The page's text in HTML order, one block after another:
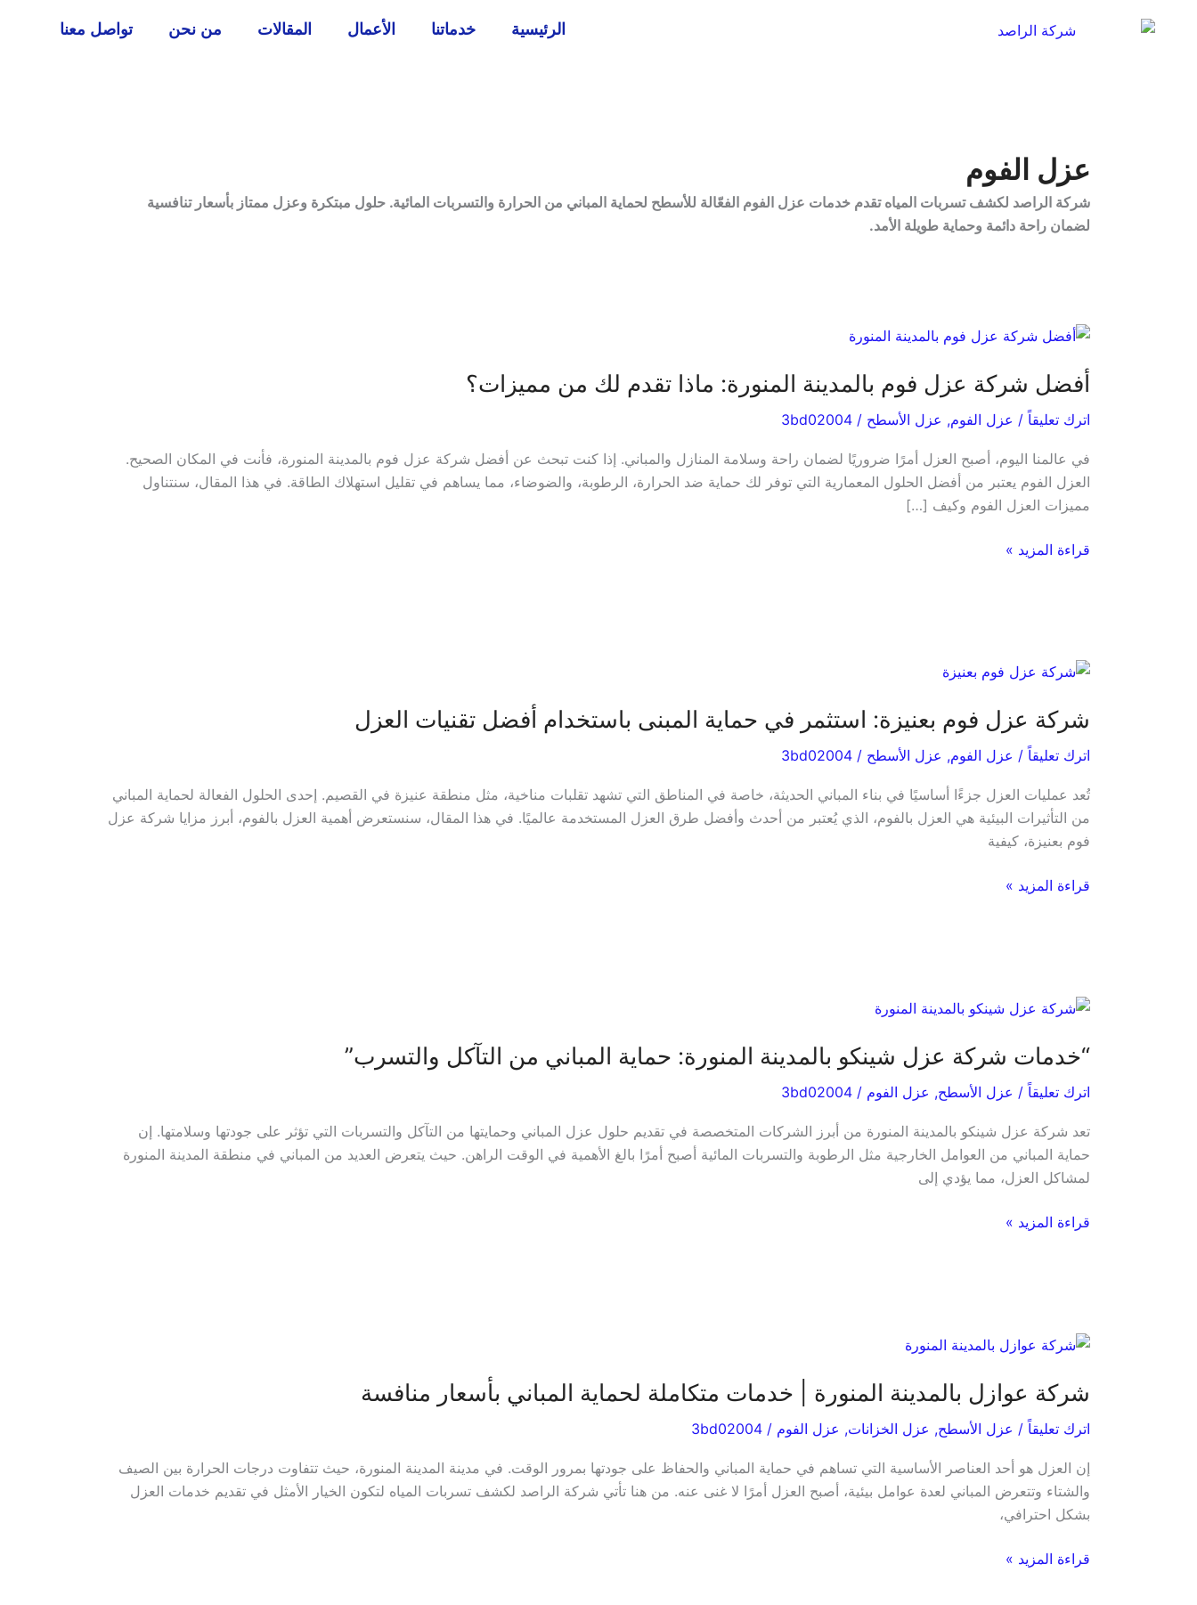
الرئيسية خدماتنا الأعمال المقالات من نحن تواصل معنا
عزل الفوم
شركة الراصد لكشف تسربات المياه تقدم خدمات عزل الفوم الفعّالة للأسطح لحماية المباني من الحرارة والتسربات المائية. حلول مبتكرة وعزل ممتاز بأسعار تنافسية
لضمان راحة دائمة وحماية طويلة الأمد.
أفضل شركة عزل فوم بالمدينة المنورة: ماذا تقدم لك من مميزات؟
اترك تعليقاً / عزل الفوم, عزل الأسطح /
3bd02004
في عالمنا اليوم، أصبح العزل أمرًا ضروريًا لضمان راحة وسلامة المنازل والمباني. إذا كنت تبحث عن أفضل شركة عزل فوم بالمدينة المنورة، فأنت في المكان الصحيح.
العزل الفوم يعتبر من أفضل الحلول المعمارية التي توفر لك حماية ضد الحرارة، الرطوبة، والضوضاء، مما يساهم في تقليل استهلاك الطاقة. في هذا المقال، سنتناول
مميزات العزل الفوم وكيف […]
أفضل
عزل
بالمدينة
المنورة:
ماذا
تقدم
من
قراءة المزيد »
شركة عزل فوم بعنيزة: استثمر في حماية المبنى باستخدام أفضل تقنيات العزل
اترك تعليقاً / عزل الفوم, عزل الأسطح /
3bd02004
تُعد عمليات العزل جزءًا أساسيًا في بناء المباني الحديثة، خاصة في المناطق التي تشهد تقلبات مناخية، مثل منطقة عنيزة في القصيم. إحدى الحلول الفعالة لحماية المباني
من التأثيرات البيئية هي العزل بالفوم، الذي يُعتبر من أحدث وأفضل طرق العزل المستخدمة عالميًا. في هذا المقال، سنستعرض أهمية العزل بالفوم، أبرز مزايا شركة عزل
فوم بعنيزة، كيفية
شركة
فوم
بعنيزة:
استثمر
في
حماية
المبنى
باستخدام
أفضل
قراءة المزيد »
“خدمات شركة عزل شينكو بالمدينة المنورة: حماية المباني من التآكل والتسرب”
اترك تعليقاً / عزل الأسطح, عزل الفوم /
3bd02004
تعد شركة عزل شينكو بالمدينة المنورة من أبرز الشركات المتخصصة في تقديم حلول عزل المباني وحمايتها من التآكل والتسربات التي تؤثر على جودتها وسلامتها. إن
حماية المباني من العوامل الخارجية مثل الرطوبة والتسربات المائية أصبح أمرًا بالغ الأهمية في الوقت الراهن. حيث يتعرض العديد من المباني في منطقة المدينة المنورة
لمشاكل العزل، مما يؤدي إلى
“خدمات
عزل
بالمدينة
المنورة:
حماية
المباني
التآكل
قراءة المزيد »
شركة عوازل بالمدينة المنورة | خدمات متكاملة لحماية المباني بأسعار منافسة
اترك تعليقاً / عزل الأسطح, عزل الخزانات, عزل الفوم /
3bd02004
إن العزل هو أحد العناصر الأساسية التي تساهم في حماية المباني والحفاظ على جودتها بمرور الوقت. في مدينة المدينة المنورة، حيث تتفاوت درجات الحرارة بين الصيف
والشتاء وتتعرض المباني لعدة عوامل بيئية، أصبح العزل أمرًا لا غنى عنه. من هنا تأتي شركة الراصد لكشف تسربات المياه لتكون الخيار الأمثل في تقديم خدمات العزل
بشكل احترافي،
شركة
بالمدينة
المنورة
|
متكاملة
لحماية
المباني
بأسعار
منافسة
قراءة المزيد »